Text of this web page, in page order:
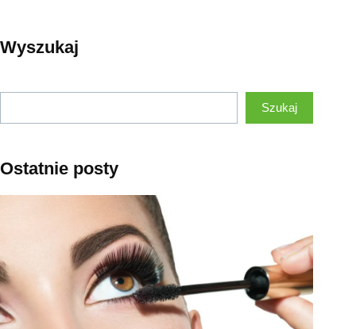
Wyszukaj
Szukaj
Ostatnie posty